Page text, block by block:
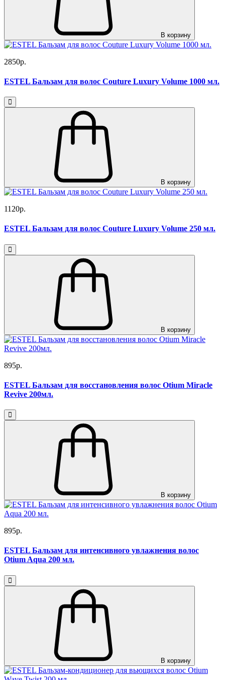
В корзину
2850р.
ESTEL Бальзам для волос Couture Luxury Volume 1000 мл.
В корзину
1120р.
ESTEL Бальзам для волос Couture Luxury Volume 250 мл.
В корзину
895р.
ESTEL Бальзам для восстановления волос Otium Miracle
Revive 200мл.
В корзину
895р.
ESTEL Бальзам для интенсивного увлажнения волос
Otium Aqua 200 мл.
В корзину